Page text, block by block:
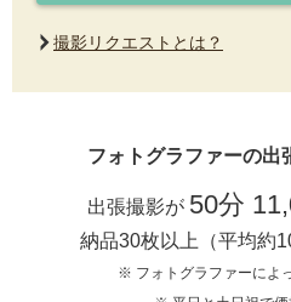
撮影リクエストとは？
フォトグラファーの出
出張撮影が 50分
納品30枚以上（平均約
※ フォトグラファーによ